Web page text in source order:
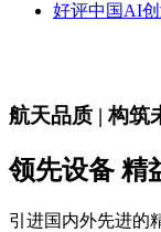
好评中国AI
航天品质 | 构筑
领先设备 精
引进国内外先进的